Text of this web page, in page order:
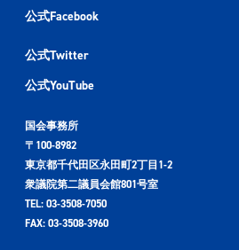
公式Facebook
公式Twitter
公式YouTube
国会事務所
〒100-8982
東京都千代田区永田町2丁目1-2
衆議院第二議員会館801号室
TEL: 03-3508-7050
FAX: 03-3508-3960